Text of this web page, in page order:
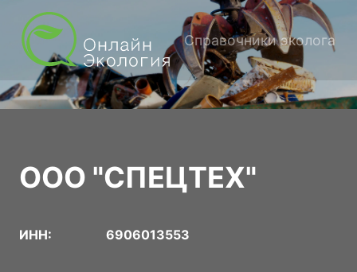
Справочники эколога
ООО "СПЕЦТЕХ"
ИНН: 6906013553